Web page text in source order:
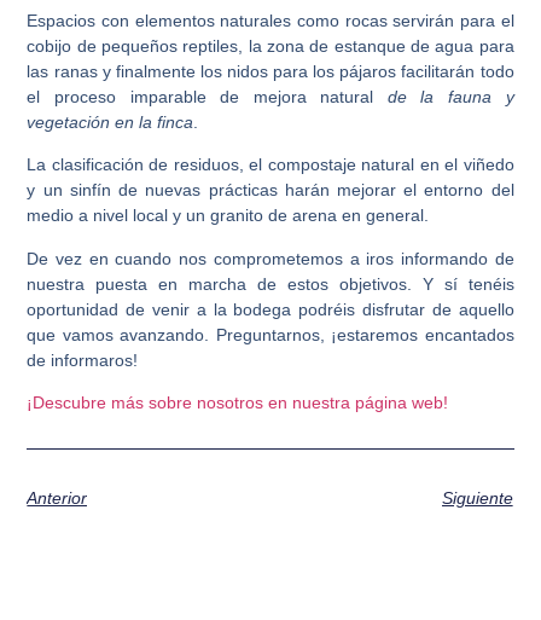
Espacios con elementos naturales como rocas servirán para el
cobijo de pequeños reptiles, la zona de estanque de agua para
las ranas y finalmente los nidos para los pájaros facilitarán todo
el proceso imparable de mejora natural de la fauna y
vegetación en la finca
La clasificación de residuos, el compostaje natural en el viñedo
y un sinfín de nuevas prácticas harán mejorar el entorno del
medio a nivel local y un granito de arena en general.
De vez en cuando nos comprometemosa iros informando de
nuestra puesta en marcha de estos objetivos.
Y sí tenéis
oportunidad de venir a la bodega podréis disfrutar de aquello
que vamos avanzando. Preguntarnos, ¡estaremos encantados
de informaros!
¡Descubre más sobre nosotros en nuestra página web!
Anterior Siguiente